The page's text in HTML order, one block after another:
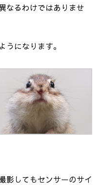
なるわけではありませ
うになります。
影してもセンサーのサイ